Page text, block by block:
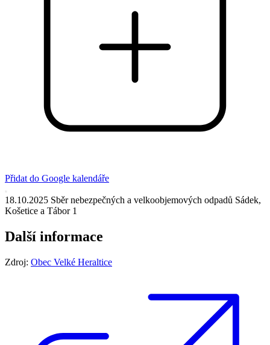
Přidat do Google kalendáře
18.10.2025 Sběr nebezpečných a velkoobjemových odpadů Sádek,
Košetice a Tábor 1
Další informace
Zdroj: Obec Velké Heraltice